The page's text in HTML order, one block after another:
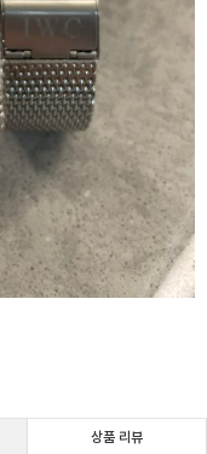
상품 리뷰